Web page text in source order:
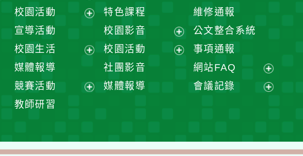
展
開
單
校園活動
選
宣導活動
校園生活
開
選
媒體報導
競賽活動
單
教師研習
特色課程
校園影音
展
校園活動
社團影音
媒體報導
維修通報
公文整合系統
事項通報
網站FAQ
展
開
會議記錄
單